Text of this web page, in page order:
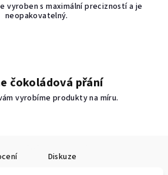
vyroben s maximální precizností a je
neopakovatelný.
čokoládová přání
vyrobíme produkty na míru.
Diskuze